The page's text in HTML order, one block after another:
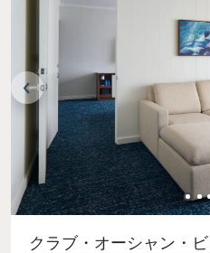
クラブ・オーシャン・